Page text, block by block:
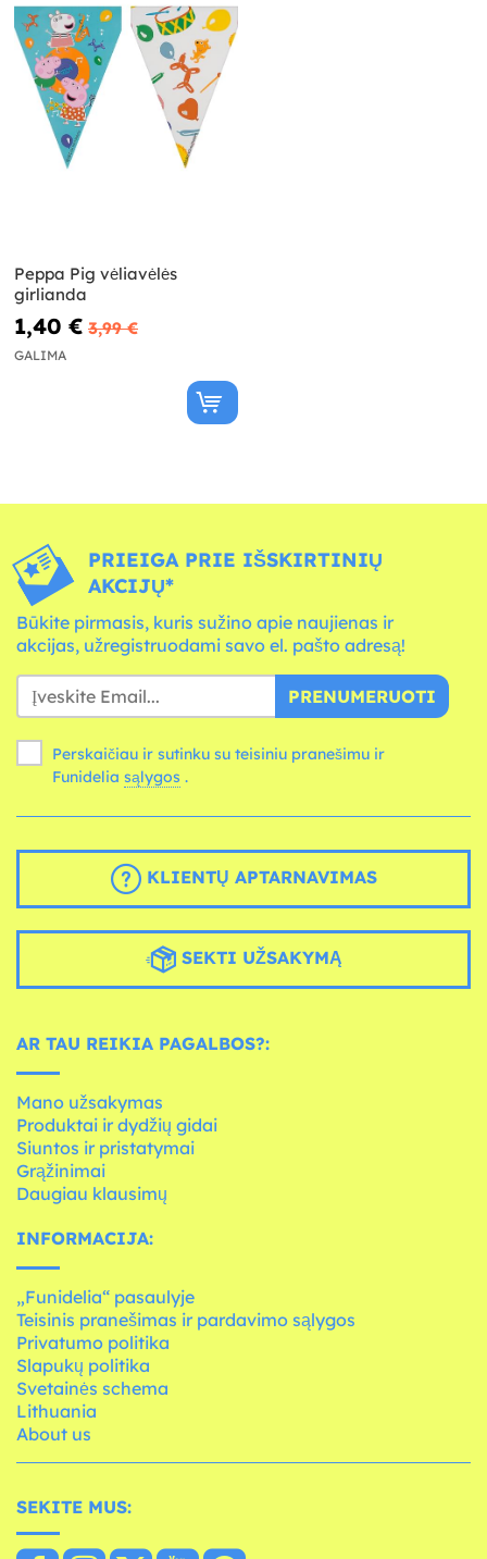
Peppa Pig vėliavėlės
girlianda
1,40 € 3,99 €
GALIMA
PRIEIGA PRIE IŠSKIRTINIŲ
AKCIJŲ*
Būkite pirmasis, kuris sužino apie naujienas ir
akcijas, užregistruodami savo el. pašto adresą!
PRENUMERUOTI
Perskaičiau ir sutinku su teisiniu pranešimu ir
Funidelia sąlygos .
KLIENTŲ APTARNAVIMAS
SEKTI UŽSAKYMĄ
AR TAU REIKIA PAGALBOS?:
Mano užsakymas
Produktai ir dydžių gidai
Siuntos ir pristatymai
Grąžinimai
Daugiau klausimų
INFORMACIJA:
„Funidelia“ pasaulyje
Teisinis pranešimas ir pardavimo sąlygos
Privatumo politika
Slapukų politika
Svetainės schema
Lithuania
About us
SEKITE MUS: